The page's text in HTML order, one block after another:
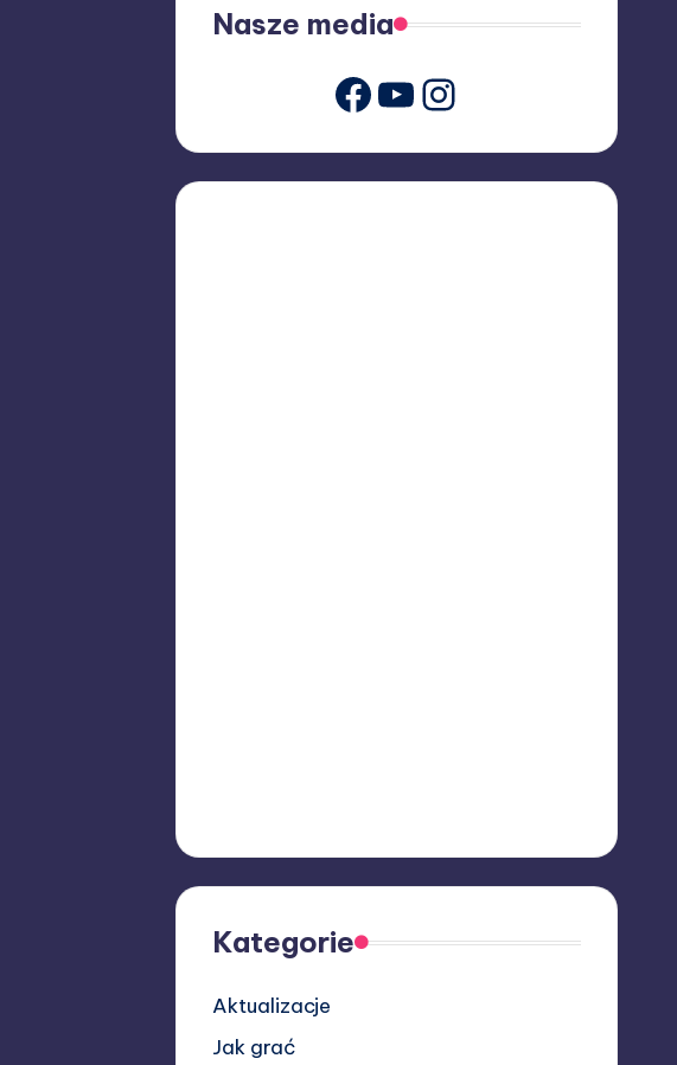
Nasze media
Facebook
Youtube
Instagram
Kategorie
Aktualizacje
Jak grać